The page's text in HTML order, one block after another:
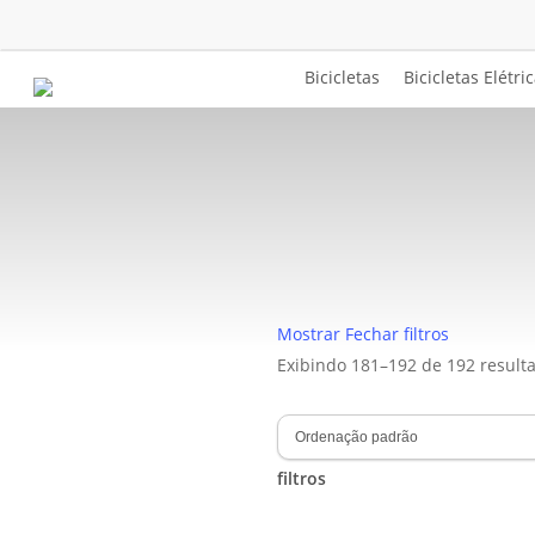
main
content
Bicicletas Bicicletas
Mostrar Fechar filtros
Exibindo 181–192 de 192
filtros